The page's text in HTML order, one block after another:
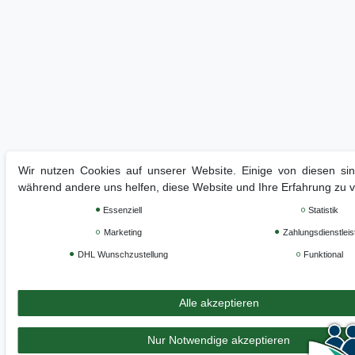
Wir nutzen Cookies auf unserer Website. Einige von diesen
während andere uns helfen, diese Website und Ihre Erfahrung zu
Essenziell Statistik
Marketing
DHL Wunschzustellung Funktional
Alle akzeptieren
Nur Notwendige akzeptieren